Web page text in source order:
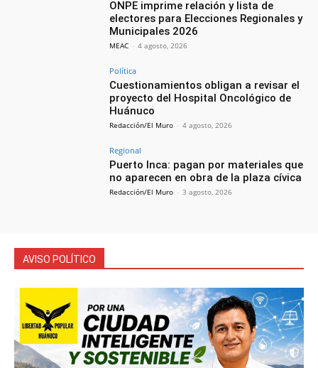
ONPE imprime relación y lista de
electores para Elecciones Regionales y
Municipales 2026
MEAC - 4 agosto, 2026
Política
Cuestionamientos obligan a revisar el
proyecto del Hospital Oncológico de
Huánuco
Redacción/El Muro - 4 agosto, 2026
Regional
Puerto Inca: pagan por materiales que
no aparecen en obra de la plaza cívica
Redacción/El Muro - 3 agosto, 2026
AVISO POLÍTICO